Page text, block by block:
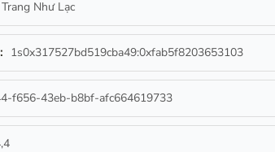
Như Lạc
1s0x317527bd519cba49:0xfab5f8203653103
f656-43eb-b8bf-afc664619733